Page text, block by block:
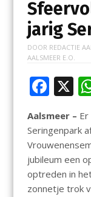
jarig
DOOR REDACTIE
AALSMEER E.O.
F
e
b
o
o
X
Aalsmeer –
Seringenpark
jubileum een
optreden in
zonnetje trok